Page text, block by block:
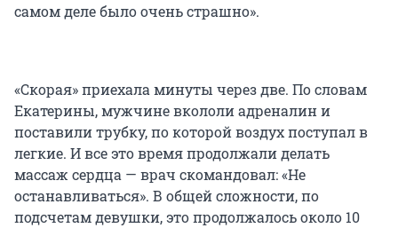
самом деле было очень страшно».
«Скорая» приехала минуты через две. По словам
Екатерины, мужчине вкололи адреналин и
поставили трубку, по которой воздух поступал в
легкие. И все это время продолжали делать
массаж сердца — врач скомандовал: «Не
останавливаться». В общей сложности, по
подсчетам девушки, это продолжалось около 10